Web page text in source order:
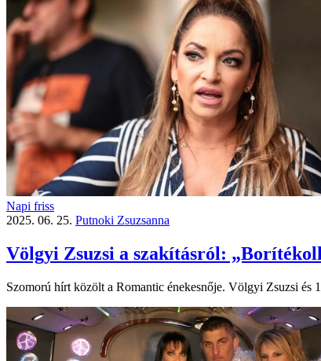
Napi friss
2025. 06. 25. Putnoki Zsuzsanna
Völgyi Zsuzsi a szakításról:
Szomorú hírt közölt a Romantic énekesnője. Völgyi Zsuzsi és